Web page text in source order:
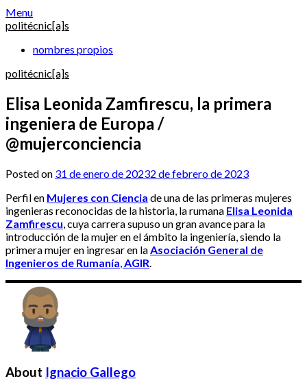
Skip
to
Menu
politécnic[a]s
nombres propios
politécnic[a]s
Elisa Leonida Zamfirescu, la primera
ingeniera de Europa /
@mujerconciencia
Posted on 31 de enero de 20232 de febrero de 2023
Perfil en Mujeres con Ciencia de una de las primeras mujeres
ingenieras reconocidas de la historia, la rumana Elisa Leonida
Zamfirescu, cuya carrera supuso un gran avance para la
introducción de la mujer en el ámbito la ingeniería, siendo la
primera mujer en ingresar en laAsociación General de
Ingenieros de Rumanía,AGIR.
About Ignacio Gallego